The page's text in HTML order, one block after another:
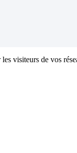
visiteurs de vos